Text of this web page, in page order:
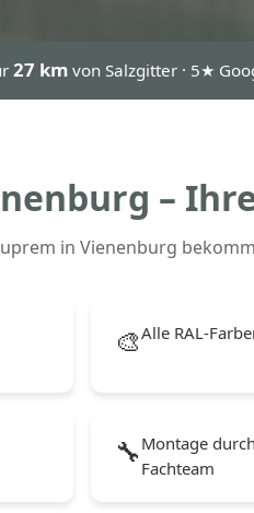
27 km von Salzgitter · 5★
–
in Vienenburg
🎨Alle RAL-
🔧 Montage
Fachteam